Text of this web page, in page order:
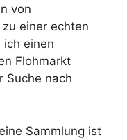
von
einer echten
einen
Flohmarkt
Suche nach
Sammlung ist